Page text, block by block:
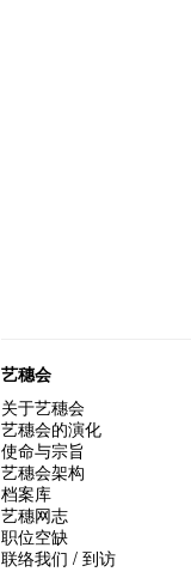
艺穗会
关于艺穗会
艺穗会的演化
使命与宗旨
艺穗会架构
档案库
艺穗网志
职位空缺
联络我们 / 到访